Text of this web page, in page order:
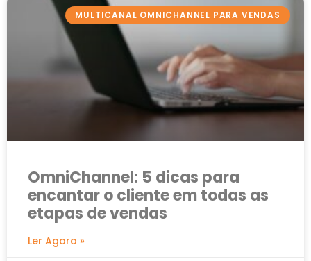
MULTICANAL OMNICHANNEL PARA VENDAS
OmniChannel: 5 dicas para
encantar o cliente em todas as
etapas de vendas
Ler Agora »